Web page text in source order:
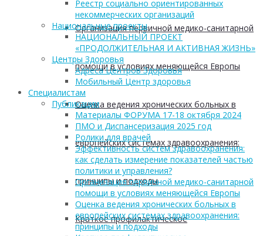
Организация первичной медико-санитарной
помощи в условиях меняющейся Европы
Оценка ведения хронических больных в
европейских системах здравоохранения:
принципы и подходы
Краткое профилактическое
Реестр социально ориентированных
некоммерческих организаций
Национальные проекты
НАЦИОНАЛЬНЫЙ ПРОЕКТ
«ПРОДОЛЖИТЕЛЬНАЯ И АКТИВНАЯ ЖИЗНЬ»
Центры Здоровья
Адреса Центров Здоровья
Мобильный Центр здоровья
Cпециалистам
Публикации
Материалы ФОРУМА 17-18 октября 2024
ПМО и Диспансеризация 2025 год
Ролики для врачей
Эффективность систем здравоохранения:
как сделать измерение показателей частью
политики и управления?
Организация первичной медико-санитарной
помощи в условиях меняющейся Европы
Оценка ведения хронических больных в
европейских системах здравоохранения:
принципы и подходы